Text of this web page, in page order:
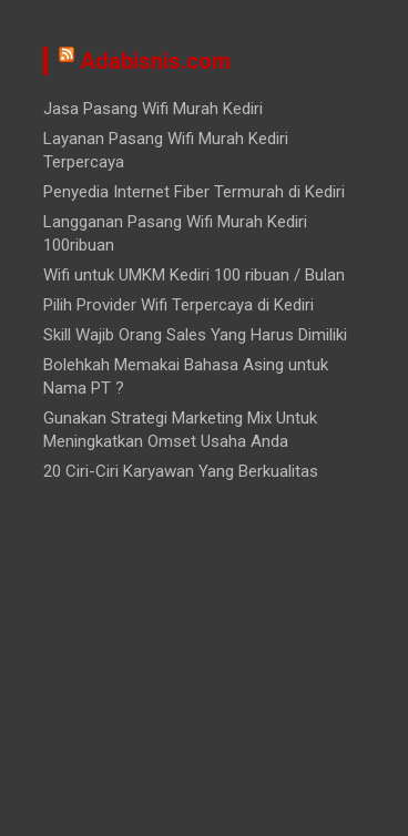
Adabisnis.com
Jasa Pasang Wifi Murah Kediri
Layanan Pasang Wifi Murah Kediri
Terpercaya
Penyedia Internet Fiber Termurah di Kediri
Langganan Pasang Wifi Murah Kediri
100ribuan
Wifi untuk UMKM Kediri 100 ribuan / Bulan
Pilih Provider Wifi Terpercaya di Kediri
Skill Wajib Orang Sales Yang Harus Dimiliki
Bolehkah Memakai Bahasa Asing untuk
Nama PT ?
Gunakan Strategi Marketing Mix Untuk
Meningkatkan Omset Usaha Anda
20 Ciri-Ciri Karyawan Yang Berkualitas